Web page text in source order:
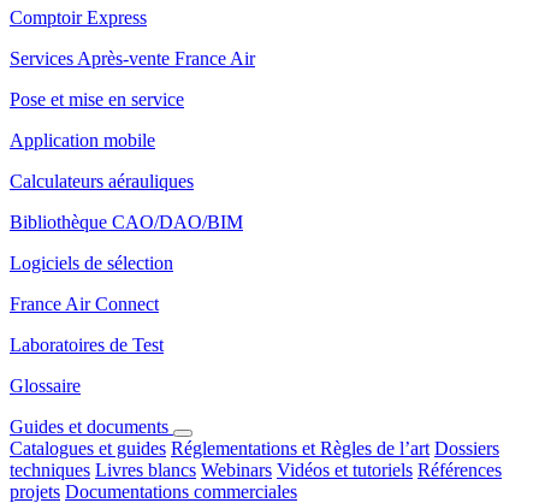
Comptoir Express
Services Après-vente France Air
Pose et mise en service
Application mobile
Calculateurs aérauliques
Bibliothèque CAO/DAO/BIM
Logiciels de sélection
France Air Connect
Laboratoires de Test
Glossaire
Guides et documents
Catalogues et guides Réglementations et Règles de l’art Dossiers
techniques Livres blancs Webinars Vidéos et tutoriels Références
projets Documentations commerciales